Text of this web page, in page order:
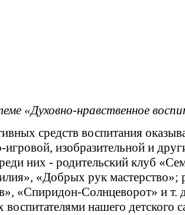
«Духовно-нравственное
средств воспитания
изобразительной и
них - родительский клуб
«Добрых рук
«Спиридон-Солнцеворот» и т.
нашего детского